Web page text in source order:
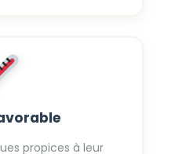
propices à leur